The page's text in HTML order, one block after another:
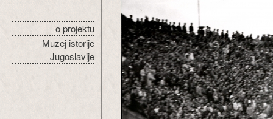
o projektu
Muzej istorije
Jugoslavije